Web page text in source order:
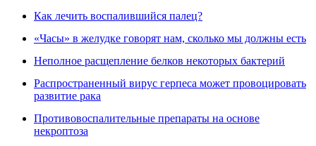
Как лечить воспалившийся палец?
«Часы» в желудке говорят нам, сколько мы должны есть
Неполное расщепление белков некоторых бактерий
Распространенный вирус герпеса может провоцировать
развитие рака
Противовоспалительные препараты на основе
некроптоза